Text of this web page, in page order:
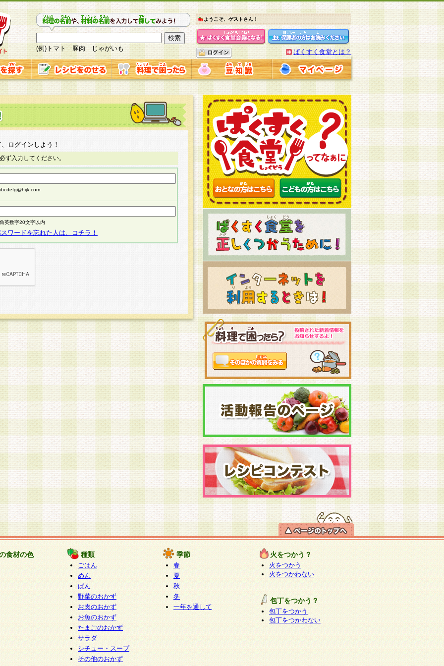
(例)トマト 豚肉 じゃがいも
ようこそ、ゲストさん！
ぱくすく食堂とは？
ログインしよう！
ず入力してください。
英数字20文字以内
ワードを忘れた人は、コチラ！
食材の色 種類
ごはん
めん
ぱん
野菜のおかず
お肉のおかず
お魚のおかず
たまごのおかず
サラダ
シチュー・スープ
その他のおかず
季節
春
夏
秋
冬
一年を通して
火をつかう？
火をつかう
火をつかわない
包丁をつかう？
包丁をつかう
包丁をつかわない